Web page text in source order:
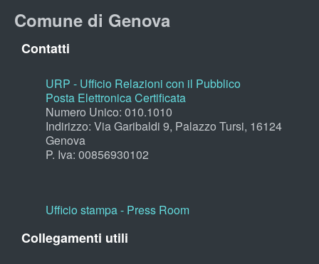
Comune di Genova
Contatti
URP - Ufficio Relazioni con il Pubblico
Posta Elettronica Certificata
Numero Unico: 010.1010
Indirizzo: Via Garibaldi 9, Palazzo Tursi, 16124
Genova
P. Iva: 00856930102
Ufficio stampa - Press Room
Collegamenti utili